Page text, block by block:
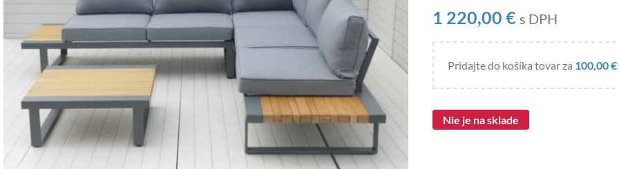
1 220,00 € s DPH
Pridajte do košíka tovar za 100,00€
Nie je na sklade